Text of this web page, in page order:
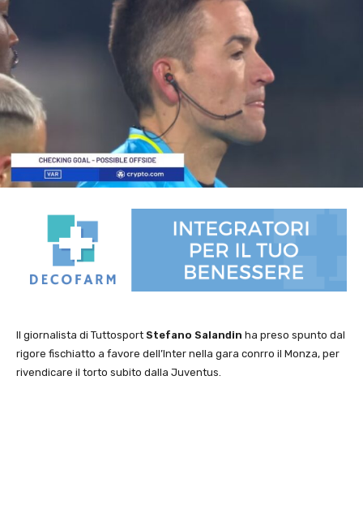
Il giornalista di Tuttosport Stefano Salandin ha preso spunto dal
rigore fischiatto a favore dell’Inter nella gara conrro il Monza, per
rivendicare il torto subito dalla Juventus.